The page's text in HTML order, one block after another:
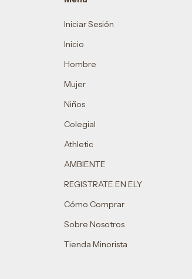
Iniciar Sesión
Inicio
Hombre
Mujer
Niños
Colegial
Athletic
AMBIENTE
REGISTRATE EN ELY
Cómo Comprar
Sobre Nosotros
Tienda Minorista